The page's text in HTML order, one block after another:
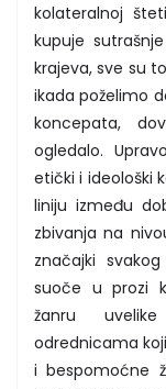
kolateralnoj
kupuje
krajeva, sve su
ikada poželimo
koncepata,
ogledalo.
etički i ideološki
liniju između
zbivanja na
značajki
suoče u prozi
žanru
odrednicama
i bespomoćne